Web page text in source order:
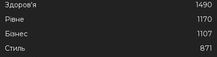
Здоров'я
1490
Рівне
1170
Бізнес
1107
Стиль
871